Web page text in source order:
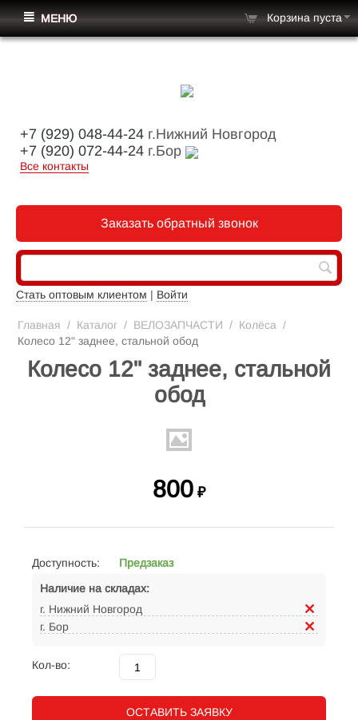
+7 (929) 048-44-24 г.Нижний Новгород
+7 (920) 072-44-24 г.Бор
Все контакты
Заказать обратный звонок
Стать оптовым клиентом | Войти
МЕНЮ Корзина пуста
Главная / Каталог / ВЕЛОЗАПЧАСТИ / Колёса /
Колесо 12" заднее, стальной обод
Колесо 12" заднее, стальной
обод
800 ₽
Доступность:
Предзаказ
Наличие на складах:
г. Нижний Новгород
г. Бор
Кол-во:
ОСТАВИТЬ ЗАЯВКУ